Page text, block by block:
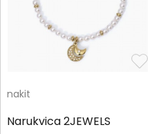
nakit
Narukvica 2JEWELS